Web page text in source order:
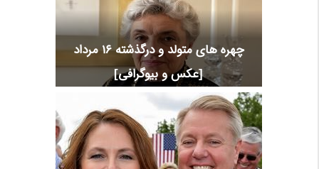
چهره های متولد و درگذشته 16 مرداد
[عکس و بیوگرافی]